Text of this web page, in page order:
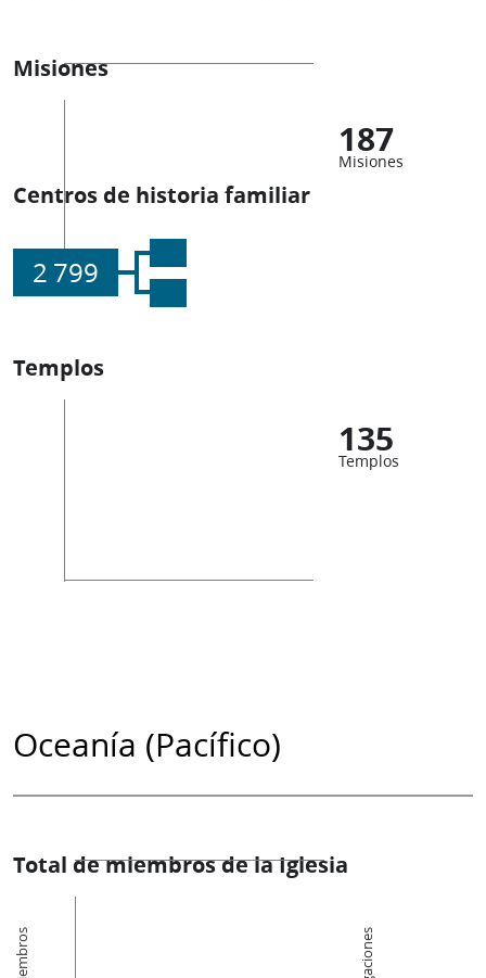
Misiones
187
Misiones
Centros de historia familiar
2 799
Templos
135
Templos
Oceanía (Pacífico)
Total de miembros de la Iglesia
Miembros